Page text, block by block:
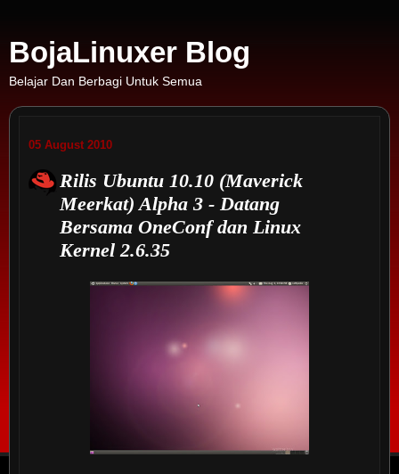
BojaLinuxer Blog
Belajar Dan Berbagi Untuk Semua
05 August 2010
Rilis Ubuntu 10.10 (Maverick
Meerkat) Alpha 3 - Datang
Bersama OneConf dan Linux
Kernel 2.6.35